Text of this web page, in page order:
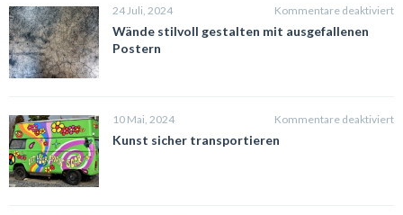
24 Juli, 2024 Kommentare deaktiviert
Wände stilvoll gestalten mit ausgefallenen
Postern
10 Mai, 2024 Kommentare deaktiviert
Kunst sicher transportieren